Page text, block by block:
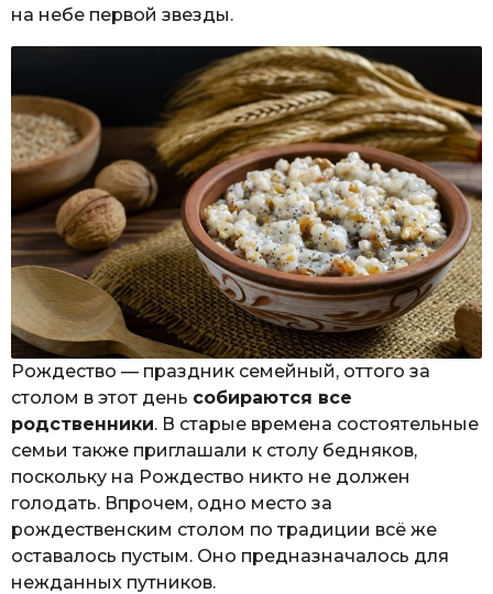
на небе первой звезды.
Рождество — праздник семейный, оттого за
столом в этот день собираются все
родственники. В старые времена состоятельные
семьи также приглашали к столу бедняков,
поскольку на Рождество никто не должен
голодать. Впрочем, одно место за
рождественским столом по традиции всё же
оставалось пустым. Оно предназначалось для
нежданных путников.